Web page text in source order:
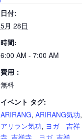
日付:
5月 28日
時間:
6:00 AM - 7:00 AM
費用：
無料
イベント タグ:
ARIRANG, ARIRANG気功,
アリラン気功, ヨガ 吉祥
寺 吉祥寺 ヨガ, 吉祥